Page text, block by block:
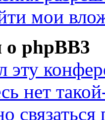
мои
phpBB3
эту
нет
связаться